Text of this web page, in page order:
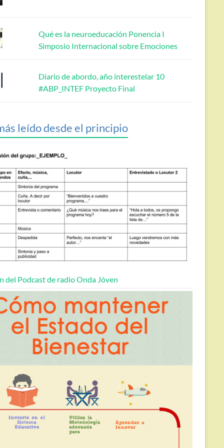
Qué es la neuroeducación Ponencia I
Simposio Internacional sobre Emociones
Diario de abordo, año interestelar 10
#ABP_INTEF Proyecto Final
leído desde el principio
del Podcast de radio Onda Jóven